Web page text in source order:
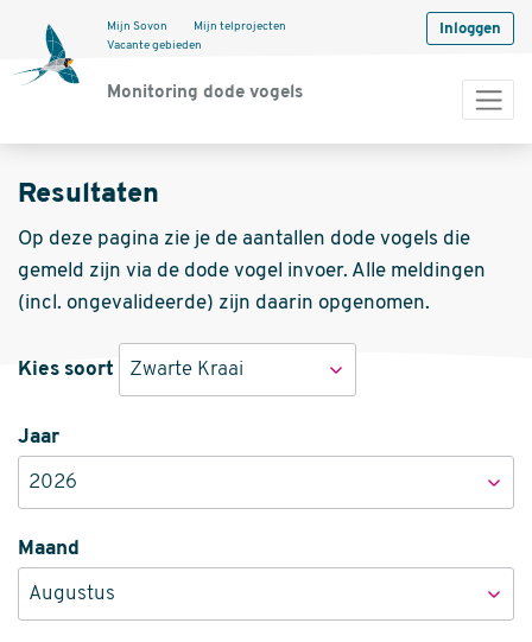
Monitoring dode vogels
Mijn Sovon
Mijn telprojecten
Vacante gebieden
Inloggen
Resultaten
Op deze pagina zie je de aantallen dode vogels die
gemeld zijn via de dode vogel invoer. Alle meldingen
(incl. ongevalideerde) zijn daarin opgenomen.
Kies soort Zwarte Kraai
Jaar
Maand